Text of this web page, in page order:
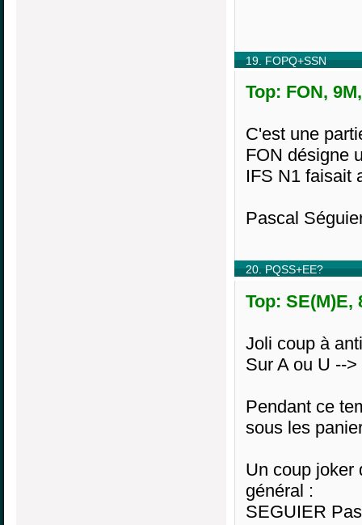
19. FOPQ+SSN
Top: FON,
C'est une
FON désigne
IFS N1 faisait
Pascal
20. PQSS+EE?
Top: SE(M)E,
Joli coup à
Sur A ou U --
Pendant ce
sous les
Un coup joker
général :
SEGUIER